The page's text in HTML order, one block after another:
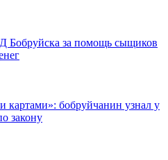
Бобруйска за помощь сыщиков
картами»: бобруйчанин узнал у
закону